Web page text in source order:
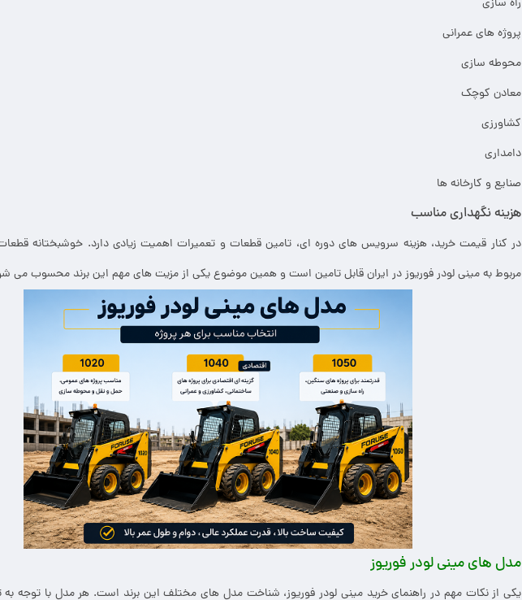
راه سازی
پروژه های عمرانی
محوطه سازی
معادن کوچک
کشاورزی
دامداری
صنایع و کارخانه ها
هزینه نگهداری مناسب
در کنار قیمت خرید، هزینه سرویس های دوره ای، تامین قطعات و تعمیرات اهمیت زیادی دارد. خوشبختانه
مربوط به مینی لودر فوریوز در ایران قابل تامین است و همین موضوع یکی از مزیت های مهم این برند محسوب می
مدل های مینی لودر فوریوز
یکی از نکات مهم در راهنمای خرید مینی لودر فوریوز، شناخت مدل های مختلف این برند است. هر مدل با توجه به